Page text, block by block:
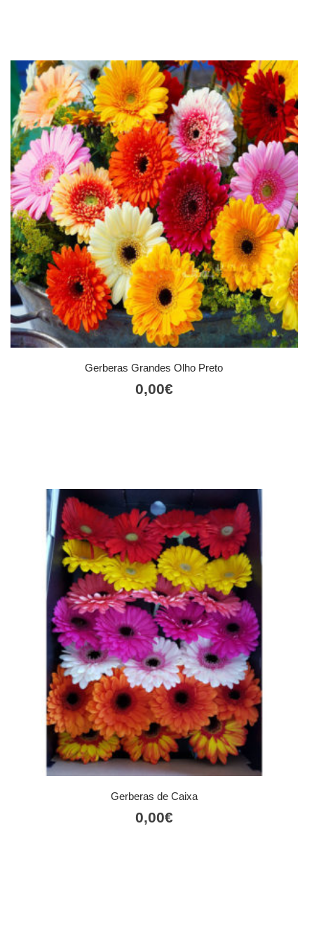
Gerberas Grandes Olho Preto
0,00€
Gerberas de Caixa
0,00€